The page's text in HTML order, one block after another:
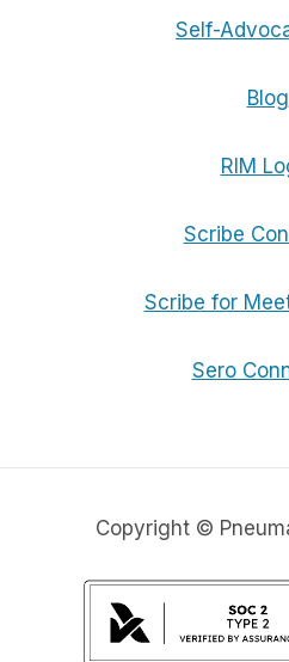
Self-
Blog
RIM
Scribe
Scribe for
Sero
Copyright ©